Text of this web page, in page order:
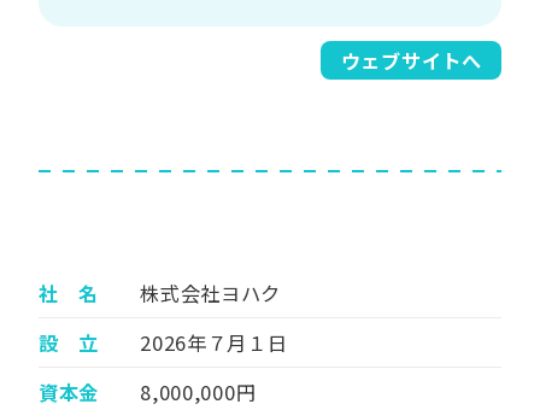
ウェブサイトへ
社 名
株式会社ヨハク
設 立
2026年７月１日
資本金
8,000,000円